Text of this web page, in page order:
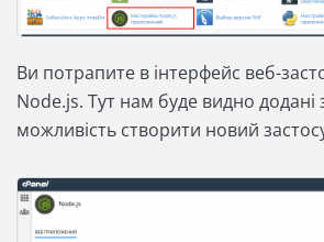
Ви потрапите в інтерфейс веб-
Node.js. Тут нам буде видно додані
можливість створити новий